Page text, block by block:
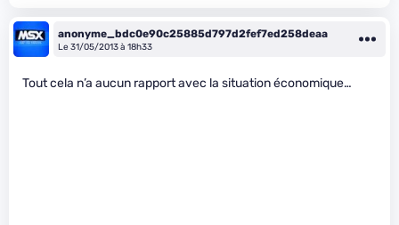
anonyme_bdc0e90c25885d797d2fef7ed258deaa
Le 31/05/2013 à 18h33
Tout cela n’a aucun rapport avec la situation économique…